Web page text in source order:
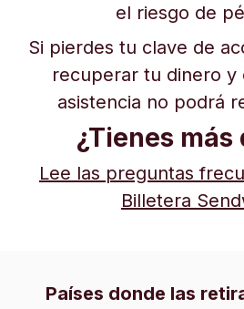
el riesgo de
Si pierdes tu clave de
recuperar tu dinero y
asistencia no podrá
¿Tienes más
Lee las preguntas
Billetera
Países donde las